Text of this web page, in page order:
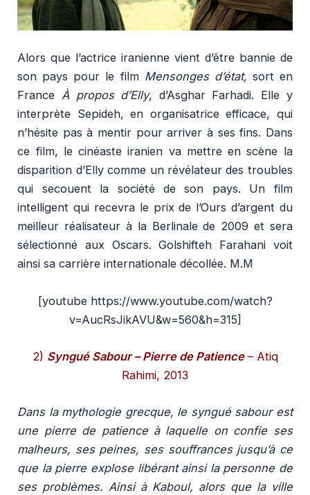
Alors que l’actrice iranienne vient d’être bannie de
son pays pour le film Mensonges d’état, sort en
France À propos d’Elly, d’Asghar Farhadi. Elle y
interprète Sepideh, en organisatrice efficace, qui
n’hésite pas à mentir pour arriver à ses fins. Dans
ce film, le cinéaste iranien va mettre en scène la
disparition d’Elly comme un révélateur des troubles
qui secouent la société de son pays. Un film
intelligent qui recevra le prix de l’Ours d’argent du
meilleur réalisateur à la Berlinale de 2009 et sera
sélectionné aux Oscars. Golshifteh Farahani voit
ainsi sa carrière internationale décollée. M.M
[youtube https://www.youtube.com/watch?
v=AucRsJikAVU&w=560&h=315]
2) Syngué Sabour – Pierre de Patience– Atiq
Rahimi, 2013
Dans la mythologie grecque, le syngué sabour est
une pierre de patience à laquelle on confie ses
malheurs, ses peines, ses souffrances jusqu’à ce
que la pierre explose libérant ainsi la personne de
ses problèmes. Ainsi à Kaboul, alors que la ville